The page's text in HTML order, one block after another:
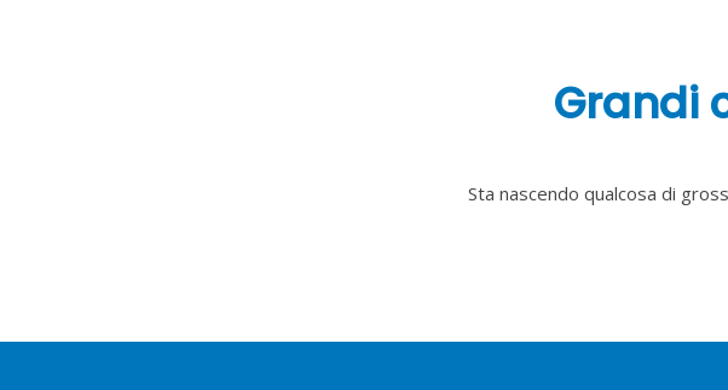
Grandi
Sta nascendo qualcosa di